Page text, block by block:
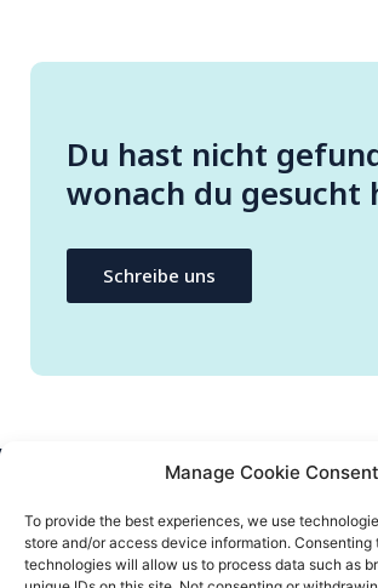
Manage Cookie Consent
To provide the best experiences, we use
store and/or access device information. Consenting
technologies will allow us to process data such as
Du hast nicht
wonach du gesucht
Schreibe uns
info@flatify-